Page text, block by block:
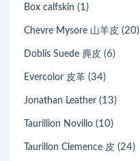
Box calfskin (1)
Chevre Mysore 山羊皮 (20)
Doblis Suede 麂皮 (6)
Evercolor 皮革 (34)
Jonathan Leather (13)
Taurillion Novillo (10)
Taurillon Clemence 皮 (24)